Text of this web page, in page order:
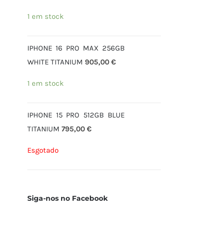
1 em stock
IPHONE 16 PRO MAX 256GB
WHITE TITANIUM 905,00 €
1 em stock
IPHONE 15 PRO 512GB BLUE
TITANIUM 795,00 €
Esgotado
Siga-nos no Facebook